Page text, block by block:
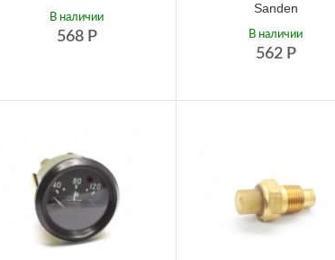
568 Р
В наличии
Sanden
562 Р
В наличии